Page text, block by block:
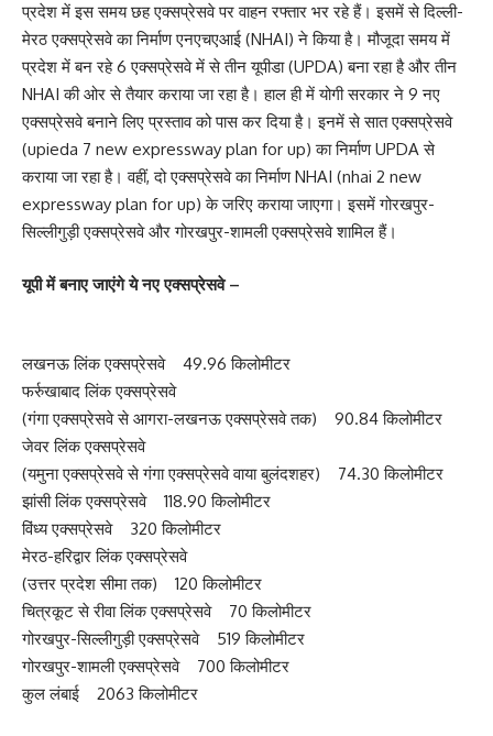
प्रदेश में इस समय छह एक्सप्रेसवे पर वाहन रफ्तार भर रहे हैं। इसमें से दिल्ली-
मेरठ एक्सप्रेसवे का निर्माण एनएचएआई (NHAI) ने किया है। मौजूदा समय में
प्रदेश में बन रहे 6 एक्सप्रेसवे में से तीन यूपीडा (UPDA) बना रहा है और तीन
NHAI की ओर से तैयार कराया जा रहा है। हाल ही में योगी सरकार ने 9 नए
एक्सप्रेसवे बनाने लिए प्रस्ताव को पास कर दिया है। इनमें से सात एक्सप्रेसवे
(upieda 7 new expressway plan for up) का निर्माण UPDA से
कराया जा रहा है। वहीं, दो एक्सप्रेसवे का निर्माण NHAI (nhai 2 new
expressway plan for up) के जरिए कराया जाएगा। इसमें गोरखपुर-
सिल्लीगुड़ी एक्सप्रेसवे और गोरखपुर-शामली एक्सप्रेसवे शामिल हैं।
यूपी में बनाए जाएंगे ये नए एक्सप्रेसवे –
लखनऊ लिंक एक्सप्रेसवे 49.96 किलोमीटर
फर्रुखाबाद लिंक एक्सप्रेसवे
(गंगा एक्सप्रेसवे से आगरा-लखनऊ एक्सप्रेसवे तक) 90.84 किलोमीटर
जेवर लिंक एक्सप्रेसवे
(यमुना एक्सप्रेसवे से गंगा एक्सप्रेसवे वाया बुलंदशहर) 74.30 किलोमीटर
झांसी लिंक एक्सप्रेसवे 118.90 किलोमीटर
विंध्य एक्सप्रेसवे 320 किलोमीटर
मेरठ-हरिद्वार लिंक एक्सप्रेसवे
(उत्तर प्रदेश सीमा तक) 120 किलोमीटर
चित्रकूट से रीवा लिंक एक्सप्रेसवे 70 किलोमीटर
गोरखपुर-सिल्लीगुड़ी एक्सप्रेसवे 519 किलोमीटर
गोरखपुर-शामली एक्सप्रेसवे 700 किलोमीटर
कुल लंबाई 2063 किलोमीटर